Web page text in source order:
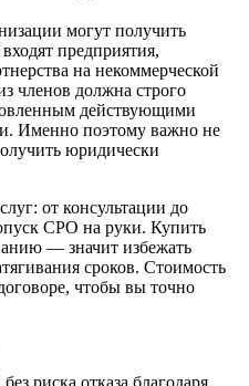
могут получить
предприятия,
на некоммерческой
членов должна строго
действующими
Именно поэтому важно не
юридически
от консультации до
СРО на руки. Купить
— значит избежать
сроков. Стоимость
чтобы вы точно